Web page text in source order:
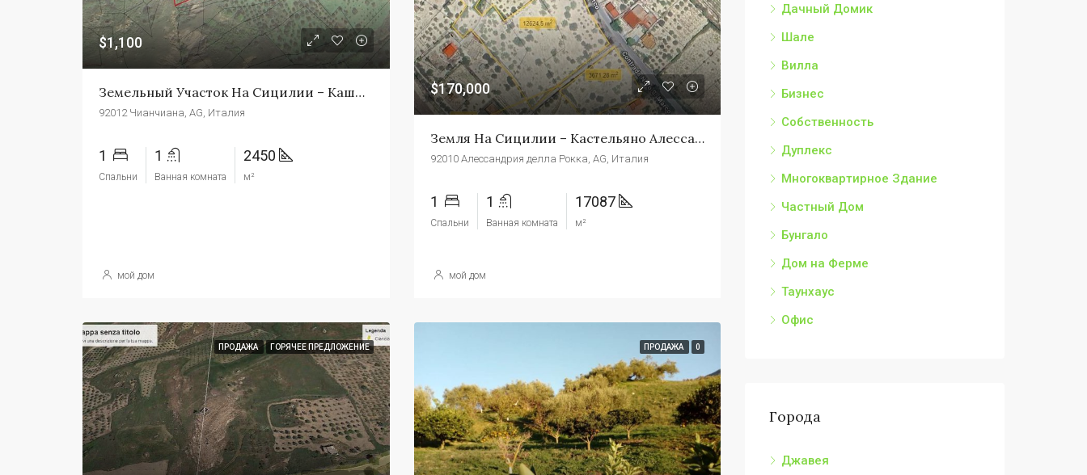
$1,100
Земельный Участок На Сицилии – Кашино Чда Бутера
92012 Чианчиана, AG, Италия
1
Спальни
1
Ванная комната
2450
м²
мой дом
$170,000
Земля На Сицилии – Кастельяно Алессандрия
92010 Алессандрия делла Рокка, AG, Италия
1
Спальни
1
Ванная комната
17087
м²
мой дом
ПРОДАЖА ГОРЯЧЕЕ ПРЕДЛОЖЕНИЕ ПРОДАЖА 0
Дачный Домик
Шале
Вилла
Бизнес
Собственность
Дуплекс
Многоквартирное Здание
Частный Дом
Бунгало
Дом на Ферме
Таунхаус
Офис
Города
Джавея